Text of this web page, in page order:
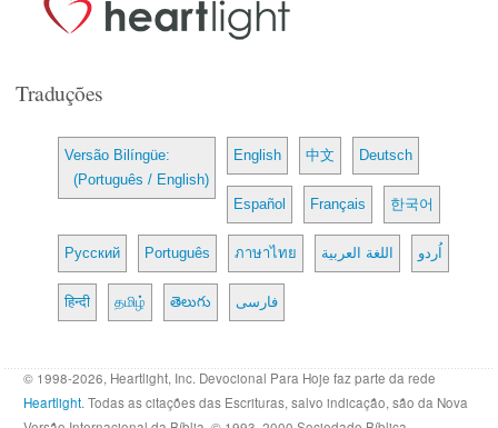
Traduções
Versão Bilíngüe:
(Português / English)
English 中文 Deutsch
Español Français 한국어
Русский Português ภาษาไทย اللغة العربية اُردو
हिन्दी தமிழ் తెలుగు فارسی
© 1998-2026, Heartlight, Inc. Devocional Para Hoje faz parte da rede
Heartlight. Todas as citações das Escrituras, salvo indicação, são da Nova